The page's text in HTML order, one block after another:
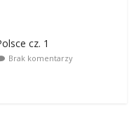
cz. 1
Brak komentarzy